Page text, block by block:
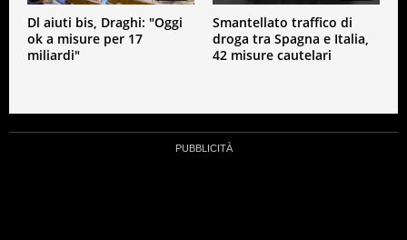
Dl aiuti bis, Draghi: "Oggi
ok a misure per 17
miliardi"
Smantellato traffico di
droga tra Spagna e Italia,
42 misure cautelari